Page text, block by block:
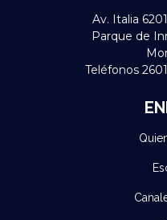
Av. Italia
Parque de
Teléfonos